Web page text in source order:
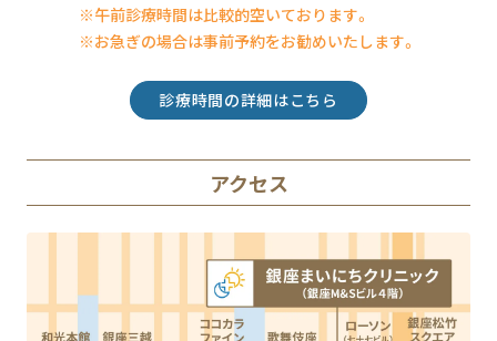
※午前診療時間は比較的空いております。
※お急ぎの場合は事前予約をお勧めいたします。
アクセス
診療時間の詳細はこちら